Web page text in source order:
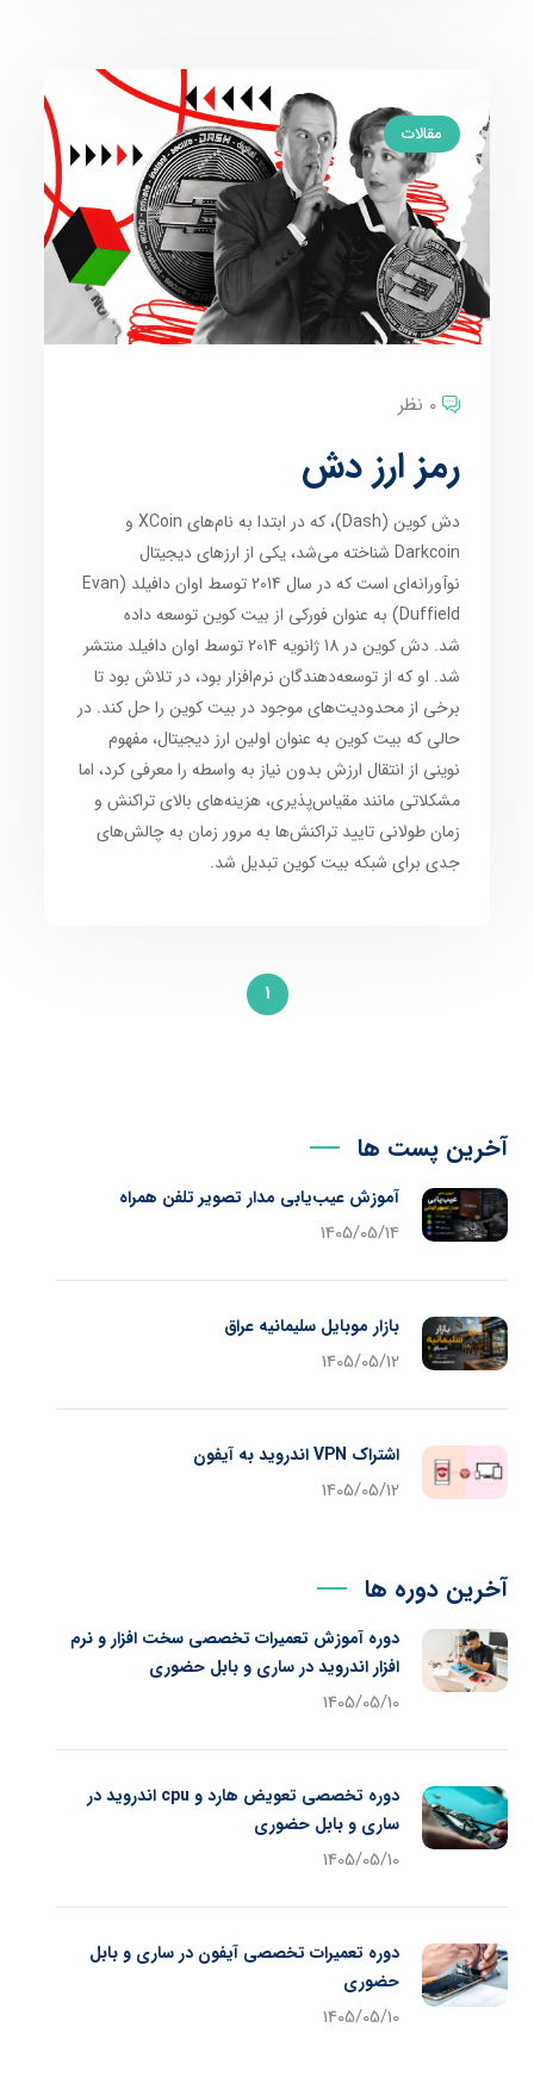
مقالات
0 نظر
رمز ارز دش
دش کوین (Dash)، که در ابتدا به نام‌های XCoin و
Darkcoin شناخته می‌شد، یکی از ارزهای دیجیتال
نوآورانه‌ای است که در سال 2014 توسط اوان دافیلد (Evan
Duffield) به عنوان فورکی از بیت کوین توسعه داده
شد. دش کوین در 18 ژانویه 2014 توسط اوان دافیلد منتشر
شد. او که از توسعه‌دهندگان نرم‌افزار بود، در تلاش بود تا
برخی از محدودیت‌های موجود در بیت کوین را حل کند. در
حالی که بیت کوین به عنوان اولین ارز دیجیتال، مفهوم
نوینی از انتقال ارزش بدون نیاز به واسطه را معرفی کرد، اما
مشکلاتی مانند مقیاس‌پذیری، هزینه‌های بالای تراکنش و
زمان طولانی تایید تراکنش‌ها به مرور زمان به چالش‌های
جدی برای شبکه بیت کوین تبدیل شد.
1
آخرین پست ها
آموزش عیب‌یابی مدار تصویر تلفن همراه
1405/05/14
بازار موبایل سلیمانیه عراق
1405/05/12
اشتراک VPN اندروید به آیفون
1405/05/12
آخرین دوره ها
دوره آموزش تعمیرات تخصصی سخت افزار و نرم
افزار اندروید در ساری و بابل حضوری
1405/05/10
دوره تخصصی تعویض هارد و cpu اندروید در
ساری و بابل حضوری
1405/05/10
دوره تعمیرات تخصصی آیفون در ساری و بابل
حضوری
1405/05/10